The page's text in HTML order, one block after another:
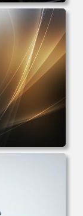
脑桌面 高清壁
脑桌面 高清壁